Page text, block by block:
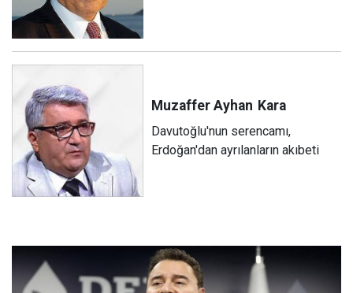
Muzaffer Ayhan Kara
Davutoğlu'nun serencamı,
Erdoğan'dan ayrılanların akıbeti